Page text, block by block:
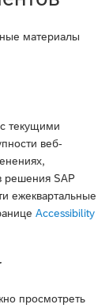
материалы
текущими
веб-
решения SAP
ежеквартальные
Accessibility
просмотреть